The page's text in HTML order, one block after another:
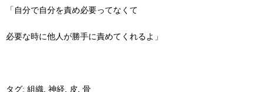
「自分で自分を責め必要ってなくて
必要な時に他人が勝手に責めてくれるよ」
タグ: 組織, 神経, 皮, 骨